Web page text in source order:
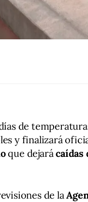
de
y finalizará
que dejarácaídas
de la